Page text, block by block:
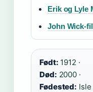
Erik og Lyle
John Wick-
Født: 1912 ·
Død: 2000 ·
Fødested: Isle